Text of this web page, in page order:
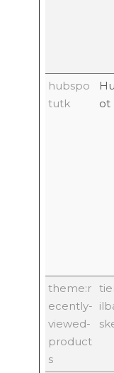
hubspo
tutk
ot
theme:r
ecently-
viewed-
product
s